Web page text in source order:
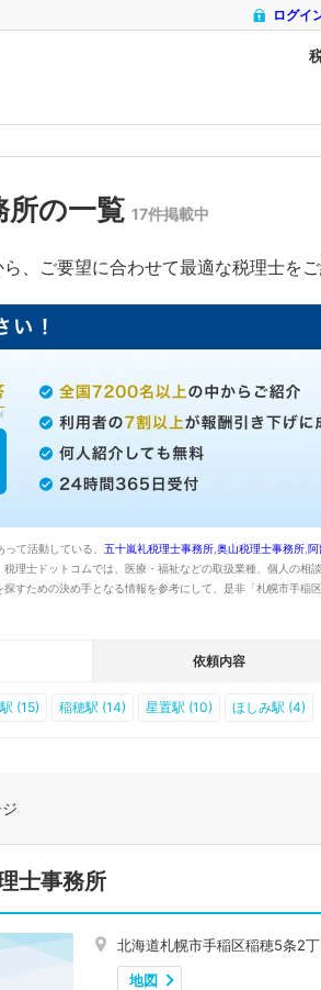
ログイ
所の一覧 17件掲載中
、ご要望に合わせて最適な税理士をご
て活動している、 五十嵐礼税理士事務所 奥山税理士事務所 阿
理士ドットコムでは、医療・福祉などの取扱業種、個人の相
すための決め手となる情報を参考にして、是非「札幌市手稲
依頼内容
(15) 稲穂駅 (14) 星置駅 (10) ほしみ駅 (4)
士事務所
北海道札幌市手稲区稲穂5条2
地図